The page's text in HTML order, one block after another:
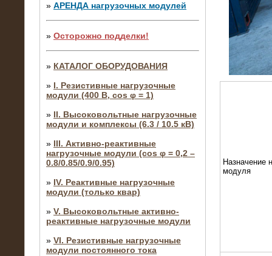
» АРЕНДА нагрузочных модулей
» Осторожно подделки!
» КАТАЛОГ ОБОРУДОВАНИЯ
» I. Резистивные нагрузочные
модули (400 В, cos φ = 1)
» II. Высоковольтные нагрузочные
модули и комплексы (6.3 / 10.5 кВ)
» III. Активно-реактивные
нагрузочные модули (cos φ = 0,2 –
0.8/0.85/0.9/0.95)
» IV. Реактивные нагрузочные
модули (только квар)
» V. Высоковольтные активно-
реактивные нагрузочные модули
» VI. Резистивные нагрузочные
модули постоянного тока
Назначение
модуля